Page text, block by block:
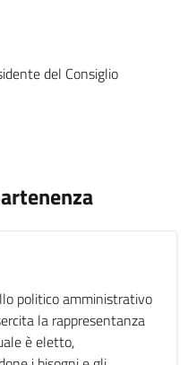
del Consiglio
politico amministrativo
la rappresentanza
è eletto,